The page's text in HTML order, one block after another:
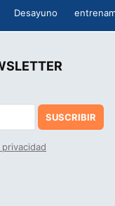
Desayuno
SUSCRIBIR